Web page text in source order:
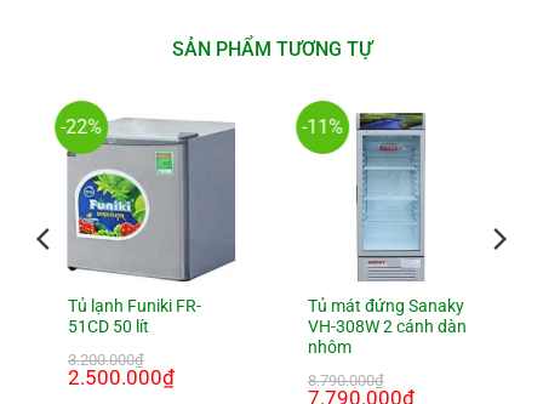
SẢN PHẨM TƯƠNG TỰ
-22%
Tủ lạnh Funiki FR-
51CD 50 lít
3.200.000₫
Giá
gốc
2.500.000₫Giá
hiện
-11%
Tủ mát đứng Sanaky
VH-308W 2 cánh dàn
nhôm
8.790.000₫
Giá
7.790.000₫Giá